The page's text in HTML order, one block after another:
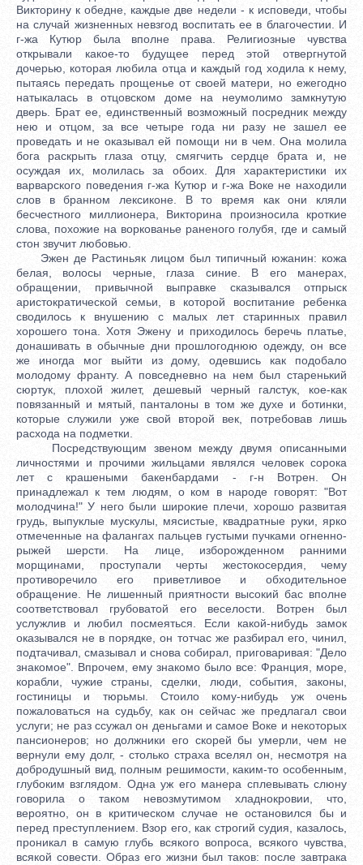
Викторину к обедне, каждые две недели - к исповеди, чтобы
на случай жизненных невзгод воспитать ее в благочестии. И
г-жа Кутюр была вполне права. Религиозные чувства
открывали какое-то будущее перед этой отвергнутой
дочерью, которая любила отца и каждый год ходила к нему,
пытаясь передать прощенье от своей матери, но ежегодно
натыкалась в отцовском доме на неумолимо замкнутую
дверь. Брат ее, единственный возможный посредник между
нею и отцом, за все четыре года ни разу не зашел ее
проведать и не оказывал ей помощи ни в чем. Она молила
бога раскрыть глаза отцу, смягчить сердце брата и, не
осуждая их, молилась за обоих. Для характеристики их
варварского поведения г-жа Кутюр и г-жа Воке не находили
слов в бранном лексиконе. В то время как они кляли
бесчестного миллионера, Викторина произносила кроткие
слова, похожие на воркованье раненого голубя, где и самый
стон звучит любовью.
Эжен де Растиньяк лицом был типичный южанин: кожа
белая, волосы черные, глаза синие. В его манерах,
обращении, привычной выправке сказывался отпрыск
аристократической семьи, в которой воспитание ребенка
сводилось к внушению с малых лет старинных правил
хорошего тона. Хотя Эжену и приходилось беречь платье,
донашивать в обычные дни прошлогоднюю одежду, он все
же иногда мог выйти из дому, одевшись как подобало
молодому франту. А повседневно на нем был старенький
сюртук, плохой жилет, дешевый черный галстук, кое-как
повязанный и мятый, панталоны в том же духе и ботинки,
которые служили уже свой второй век, потребовав лишь
расхода на подметки.
Посредствующим звеном между двумя описанными
личностями и прочими жильцами являлся человек сорока
лет с крашеными бакенбардами - г-н Вотрен. Он
принадлежал к тем людям, о ком в народе говорят: "Вот
молодчина!" У него были широкие плечи, хорошо развитая
грудь, выпуклые мускулы, мясистые, квадратные руки, ярко
отмеченные на фалангах пальцев густыми пучками огненно-
рыжей шерсти. На лице, изборожденном ранними
морщинами, проступали черты жестокосердия, чему
противоречило его приветливое и обходительное
обращение. Не лишенный приятности высокий бас вполне
соответствовал грубоватой его веселости. Вотрен был
услужлив и любил посмеяться. Если какой-нибудь замок
оказывался не в порядке, он тотчас же разбирал его, чинил,
подтачивал, смазывал и снова собирал, приговаривая: "Дело
знакомое". Впрочем, ему знакомо было все: Франция, море,
корабли, чужие страны, сделки, люди, события, законы,
гостиницы и тюрьмы. Стоило кому-нибудь уж очень
пожаловаться на судьбу, как он сейчас же предлагал свои
услуги; не раз ссужал он деньгами и самое Воке и некоторых
пансионеров; но должники его скорей бы умерли, чем не
вернули ему долг, - столько страха вселял он, несмотря на
добродушный вид, полным решимости, каким-то особенным,
глубоким взглядом. Одна уж его манера сплевывать слюну
говорила о таком невозмутимом хладнокровии, что,
вероятно, он в критическом случае не остановился бы и
перед преступлением. Взор его, как строгий судия, казалось,
проникал в самую глубь всякого вопроса, всякого чувства,
всякой совести. Образ его жизни был таков: после завтрака